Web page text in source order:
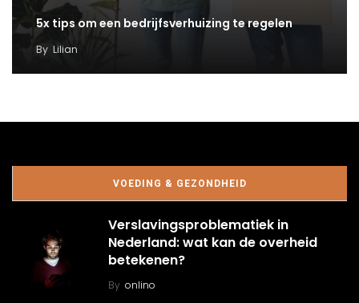
5x tips om een bedrijfsverhuizing te regelen
By Lilian
VOEDING & GEZONDHEID
Verslavingsproblematiek in
Nederland: wat kan de overheid
betekenen?
By onlino